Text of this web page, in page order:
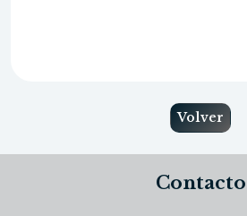
Volver
Contacto